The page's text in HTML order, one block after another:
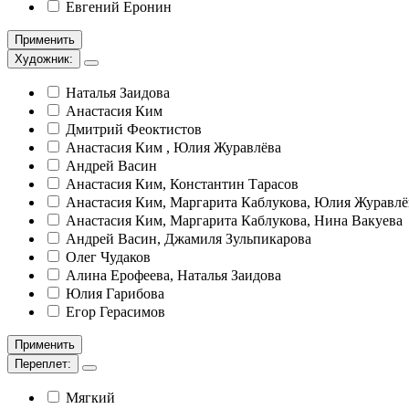
Евгений Еронин
Применить
Художник:
Наталья Заидова
Анастасия Ким
Дмитрий Феоктистов
Анастасия Ким , Юлия Журавлёва
Андрей Васин
Анастасия Ким, Константин Тарасов
Анастасия Ким, Маргарита Каблукова, Юлия
Анастасия Ким, Маргарита Каблукова, Нина Вакуева
Андрей Васин, Джамиля Зульпикарова
Олег Чудаков
Алина Ерофеева, Наталья Заидова
Юлия Гарибова
Егор Герасимов
Применить
Переплет:
Мягкий